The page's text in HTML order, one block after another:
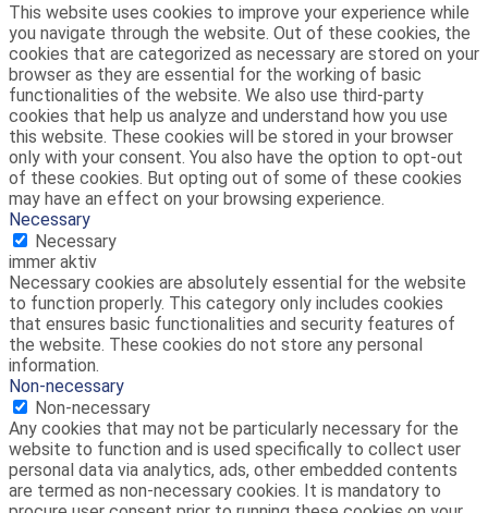
This website uses cookies to improve your experience while
you navigate through the website. Out of these cookies, the
cookies that are categorized as necessary are stored on your
browser as they are essential for the working of basic
functionalities of the website. We also use third-party
cookies that help us analyze and understand how you use
this website. These cookies will be stored in your browser
only with your consent. You also have the option to opt-out
of these cookies. But opting out of some of these cookies
may have an effect on your browsing experience.
Necessary
Necessary
immer aktiv
Necessary cookies are absolutely essential for the website
to function properly. This category only includes cookies
that ensures basic functionalities and security features of
the website. These cookies do not store any personal
information.
Non-necessary
Non-necessary
Any cookies that may not be particularly necessary for the
website to function and is used specifically to collect user
personal data via analytics, ads, other embedded contents
are termed as non-necessary cookies. It is mandatory to